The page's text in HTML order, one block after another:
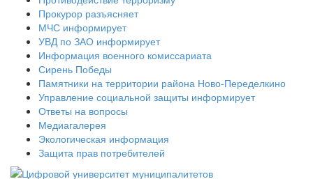
Прокурор разъясняет
МЧС информирует
УВД по ЗАО информирует
Информация военного комиссариата
Сирень Победы
Памятники на территории района Ново-Переделкино
Управление социальной защиты информирует
Ответы на вопросы
Медиагалерея
Экологическая информация
Защита прав потребителей